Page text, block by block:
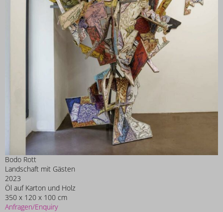
Bodo Rott
Landschaft mit Gästen
2023
Öl auf Karton und Holz
350 x 120 x 100 cm
Anfragen/Enquiry